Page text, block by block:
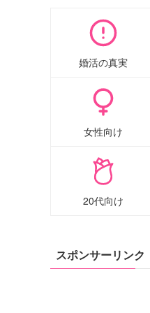
婚活の真実
女性向け
20代向け
スポンサーリンク